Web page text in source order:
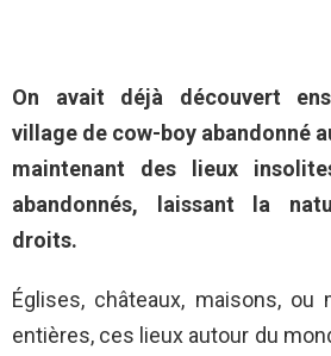
On avait déjà découvert
village de cow-boy abandonné
maintenant des lieux
abandonnés, laissant la
droits.
Églises, châteaux, maisons, ou
entières, ces lieux autour du